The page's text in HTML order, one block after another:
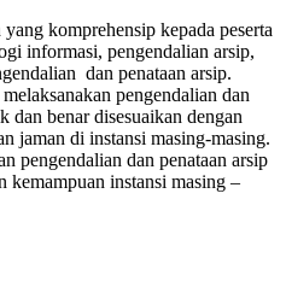
komprehensip kepada peserta
informasi, pengendalian arsip,
dan penataan arsip.
pengendalian dan
dan benar disesuaikan dengan
jaman di instansi masing-masing.
pengendalian dan penataan arsip
kemampuan instansi masing –